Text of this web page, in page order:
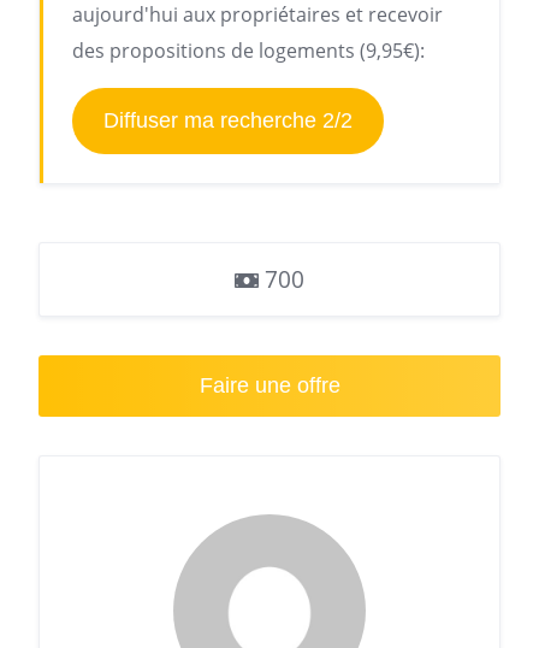
aujourd'hui aux propriétaires et recevoir
des propositions de logements (9,95€):
Diffuser ma recherche 2/2
700
Faire une offre